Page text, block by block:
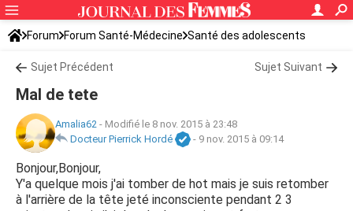
Forum Forum Santé-Médecine Santé des adolescents
Sujet Précédent Sujet Suivant
Mal de tete
Amalia62 - Modifié le 8 nov. 2015 à 23:48
Docteur Pierrick Hordé
- 9 nov. 2015 à 09:14
Bonjour,Bonjour,
Y'a quelque mois j'ai tomber de hot mais je suis retomber
à l'arrière de la tête jeté inconsciente pendant 2 3